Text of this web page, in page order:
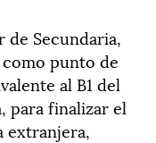
de Secundaria,
como punto de
al B1 del
para finalizar el
extranjera,